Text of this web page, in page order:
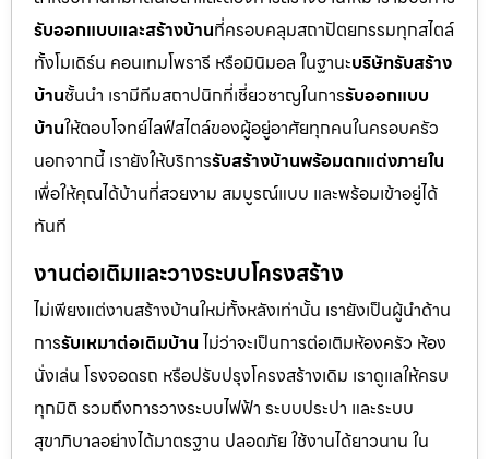
รับออกแบบและสร้างบ้านที่ครอบคลุมสถาปัตยกรรมทุกสไตล์
ทั้งโมเดิร์น คอนเทมโพรารี หรือมินิมอล ในฐานะบริษัทรับสร้าง
บ้านชั้นนำ เรามีทีมสถาปนิกที่เชี่ยวชาญในการรับออกแบบ
บ้านให้ตอบโจทย์ไลฟ์สไตล์ของผู้อยู่อาศัยทุกคนในครอบครัว
นอกจากนี้ เรายังให้บริการรับสร้างบ้านพร้อมตกแต่งภายใน
เพื่อให้คุณได้บ้านที่สวยงาม สมบูรณ์แบบ และพร้อมเข้าอยู่ได้
ทันที
งานต่อเติมและวางระบบโครงสร้าง
ไม่เพียงแต่งานสร้างบ้านใหม่ทั้งหลังเท่านั้น เรายังเป็นผู้นำด้าน
การรับเหมาต่อเติมบ้าน ไม่ว่าจะเป็นการต่อเติมห้องครัว ห้อง
นั่งเล่น โรงจอดรถ หรือปรับปรุงโครงสร้างเดิม เราดูแลให้ครบ
ทุกมิติ รวมถึงการวางระบบไฟฟ้า ระบบประปา และระบบ
สุขาภิบาลอย่างได้มาตรฐาน ปลอดภัย ใช้งานได้ยาวนาน ใน